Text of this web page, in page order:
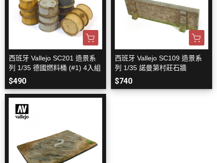
西班牙 Vallejo SC201 造景系
列 1/35 德國燃料桶 (#1) 4入組
$490
西班牙 Vallejo SC109 造景系
列 1/35 諾曼第村莊石牆
$740